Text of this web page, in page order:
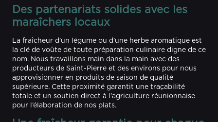
Des partenariats solides avec les
maraîchers locaux
La fraîcheur d’un légume ou d’une herbe aromatique est
la clé de voûte de toute préparation culinaire digne de ce
nom. Nous travaillons main dans la main avec des
producteurs de Saint-Pierre et des environs pour nous
approvisionner en produits de saison de qualité
supérieure. Cette proximité garantit une traçabilité
totale et un soutien direct à l’agriculture réunionnaise
pour l’élaboration de nos plats.